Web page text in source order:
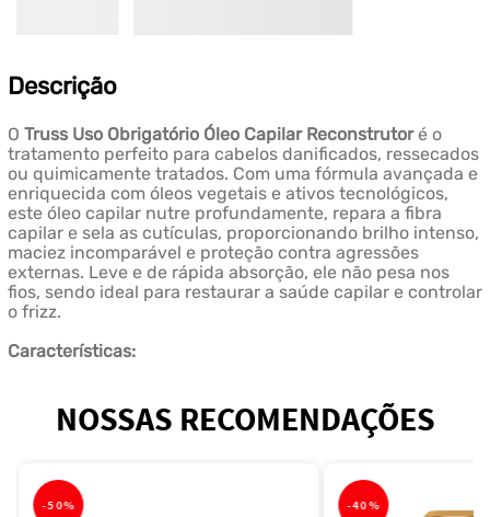
Descrição
O Truss Uso Obrigatório Óleo Capilar Reconstrutoré o
tratamento perfeito para cabelos danificados, ressecados
ou quimicamente tratados. Com uma fórmula avançada e
enriquecida com óleos vegetais e ativos tecnológicos,
este óleo capilar nutre profundamente, repara a fibra
capilar e sela as cutículas, proporcionando brilho intenso,
maciez incomparável e proteção contra agressões
externas. Leve e de rápida absorção, ele não pesa nos
fios, sendo ideal para restaurar a saúde capilar e controlar
o frizz.
Características:
NOSSAS RECOMENDAÇÕES
-50% -40%